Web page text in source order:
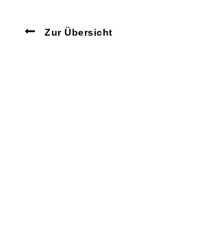
Zur Übersicht